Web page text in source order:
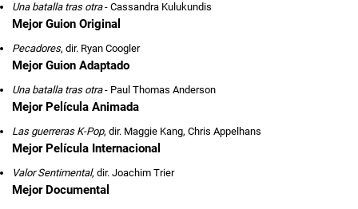
Una batalla tras otra- Cassandra Kulukundis
Mejor Guion Original
Pecadores, dir. Ryan Coogler
Mejor Guion Adaptado
Una batalla tras otra- Paul Thomas Anderson
Mejor Película Animada
Las guerreras K-Pop, dir. Maggie Kang, Chris Appelhans
Mejor Película Internacional
Valor Sentimental, dir. Joachim Trier
Mejor Documental